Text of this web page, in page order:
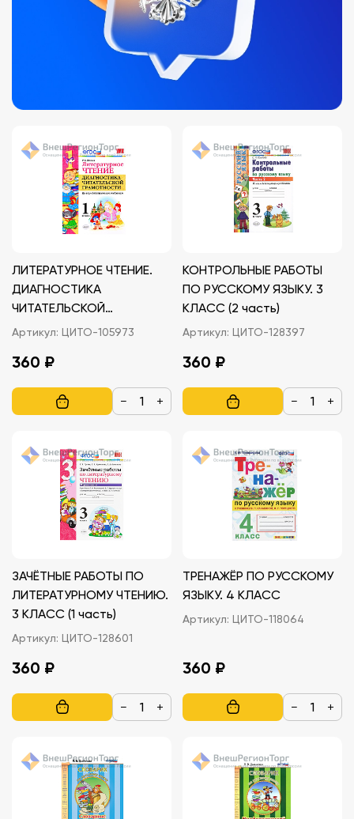
ЛИТЕРАТУРНОЕ ЧТЕНИЕ.
ДИАГНОСТИКА
ЧИТАТЕЛЬСКОЙ
ГРАМОТНОСТИ. 1 КЛАСС
Артикул: ЦИТО-105973
360 ₽
− +
КОНТРОЛЬНЫЕ РАБОТЫ
ПО РУССКОМУ ЯЗЫКУ. 3
КЛАСС (2 часть)
Артикул: ЦИТО-128397
360 ₽
− +
ЗАЧЁТНЫЕ РАБОТЫ ПО
ЛИТЕРАТУРНОМУ ЧТЕНИЮ.
3 КЛАСС (1 часть)
Артикул: ЦИТО-128601
360 ₽
− +
ТРЕНАЖЁР ПО РУССКОМУ
ЯЗЫКУ. 4 КЛАСС
Артикул: ЦИТО-118064
360 ₽
− +